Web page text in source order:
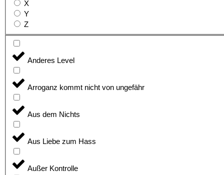
X
Y
Z
Anderes Level
Arroganz kommt nicht von ungefähr
Aus dem Nichts
Aus Liebe zum Hass
Außer Kontrolle